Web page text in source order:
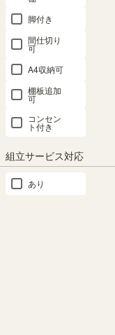
脚付き
間仕切り
可
A4収納可
棚板追加
可
コンセン
ト付き
組立サービス対応
あり
対応商品
幅60cm・扉タイプ